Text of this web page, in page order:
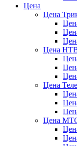
Цена
Цена
Цена
Цена
Цена